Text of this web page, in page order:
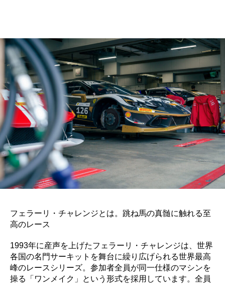
フェラーリ・チャレンジとは。跳ね馬の真髄に触れる至
高のレース
1993年に産声を上げたフェラーリ・チャレンジは、世界
各国の名門サーキットを舞台に繰り広げられる世界最高
峰のレースシリーズ。参加者全員が同一仕様のマシンを
操る「ワンメイク」という形式を採用しています。全員